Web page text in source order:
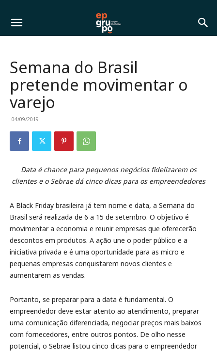
Semana do Brasil
pretende movimentar o
varejo
04/09/2019
Data é chance para pequenos negócios fidelizarem os
clientes e o Sebrae dá cinco dicas para os empreendedores
A Black Friday brasileira já tem nome e data, a Semana do
Brasil será realizada de 6 a 15 de setembro. O objetivo é
movimentar a economia e reunir empresas que oferecerão
descontos em produtos. A ação une o poder público e a
iniciativa privada e é uma oportunidade para as micro e
pequenas empresas conquistarem novos clientes e
aumentarem as vendas.
Portanto, se preparar para a data é fundamental. O
empreendedor deve estar atento ao atendimento, preparar
uma comunicação diferenciada, negociar preços mais baixos
com fornecedores, entre outros pontos. De olho nesse
potencial, o Sebrae listou cinco dicas para o empreendedor